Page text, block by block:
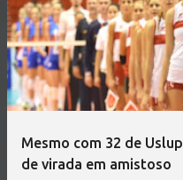
Mesmo com 32 de
de virada em amistoso